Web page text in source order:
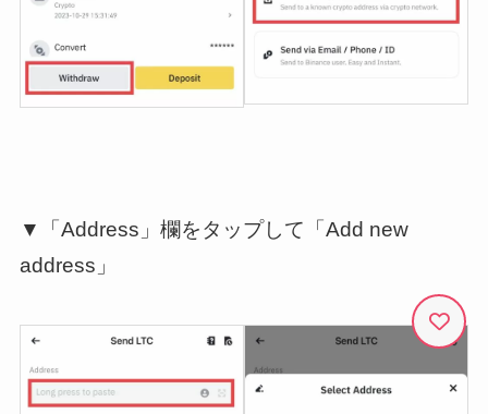
▼「Address」欄をタップして「Add new
address」